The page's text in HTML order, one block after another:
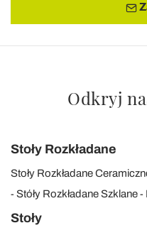
Odkryj
Stoły Rozkładane
Stoły Rozkładane
Stóły Rozkładane Szklane
Stoły